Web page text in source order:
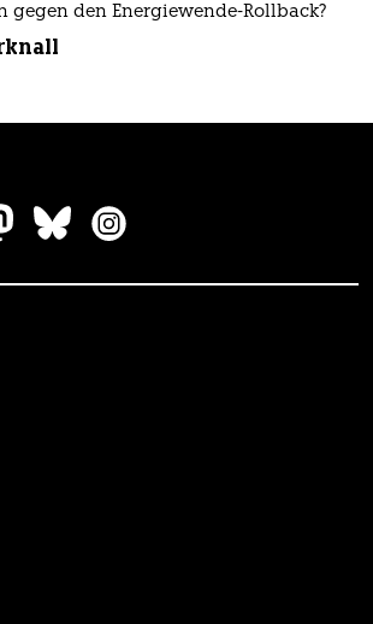
gegen den Energiewende-Rollback?